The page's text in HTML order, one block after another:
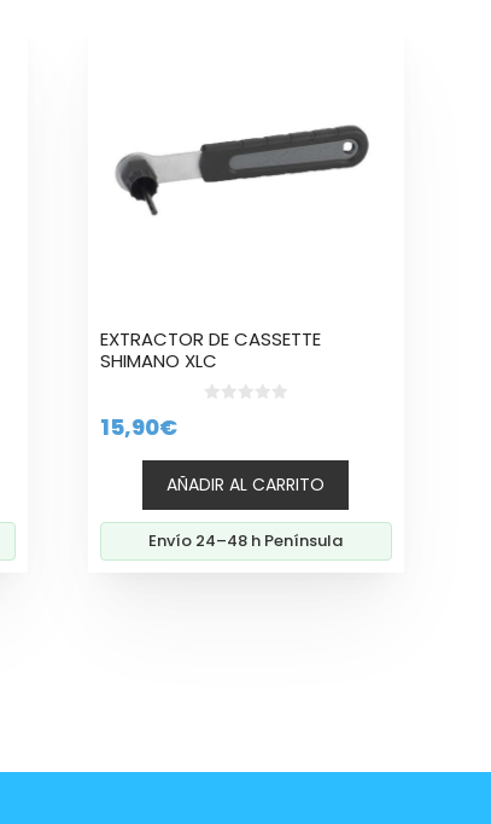
EXTRACTOR DE CASSETTE
SHIMANO XLC
5
15,90€
AÑADIR AL CARRITO
Envío 24–48 h Península